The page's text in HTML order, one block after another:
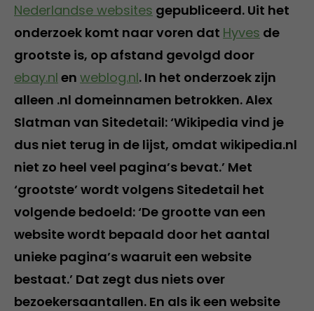
Nederlandse websites gepubliceerd. Uit het
onderzoek komt naar voren dat Hyves de
grootste is, op afstand gevolgd door
ebay.nl en weblog.nl. In het onderzoek zijn
alleen .nl domeinnamen betrokken. Alex
Slatman van Sitedetail: ‘Wikipedia vind je
dus niet terug in de lijst, omdat wikipedia.nl
niet zo heel veel pagina’s bevat.’ Met
‘grootste’ wordt volgens Sitedetail het
volgende bedoeld: ‘De grootte van een
website wordt bepaald door het aantal
unieke pagina’s waaruit een website
bestaat.’ Dat zegt dus niets over
bezoekersaantallen. En als ik een website